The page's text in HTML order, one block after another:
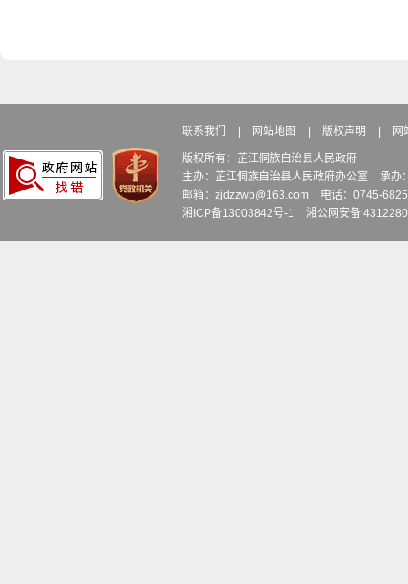
联系我们 网站地图 版权声明 网
版权所有：芷江侗族自治县人民政府
主办：芷江侗族自治县人民政府办公室
承办
邮箱：zjdzzwb@163.com
电话：0745-
湘ICP备13003842号-1
湘公网安备